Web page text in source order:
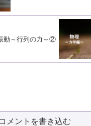
動～行列の力～②
コメントを書き込む